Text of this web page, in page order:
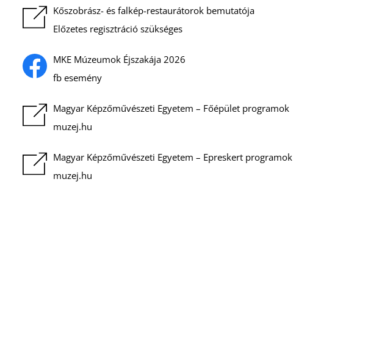
Kőszobrász- és falkép-restaurátorok bemutatója
Előzetes regisztráció szükséges
MKE Múzeumok Éjszakája 2026
fb esemény
Magyar Képzőművészeti Egyetem – Főépület programok
muzej.hu
Magyar Képzőművészeti Egyetem – Epreskert programok
muzej.hu